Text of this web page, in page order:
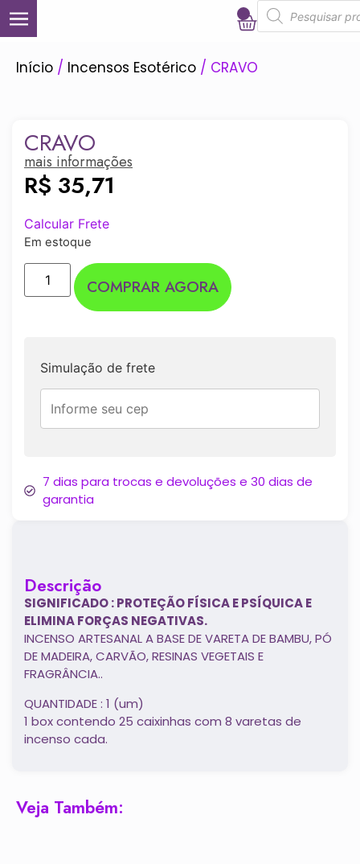
Início / Incensos Esotérico / CRAVO
Descrição
SIGNIFICADO : PROTEÇÃO FÍSICA E PSÍQUICA E
ELIMINA FORÇAS NEGATIVAS.
INCENSO ARTESANAL A BASE DE VARETA DE BAMBU, PÓ
DE MADEIRA, CARVÃO, RESINAS VEGETAIS E
FRAGRÂNCIA..
QUANTIDADE : 1 (um)
1 box contendo 25 caixinhas com 8 varetas de
incenso cada.
CRAVO
mais informações
R$ 35,71
Calcular Frete
Em estoque
COMPRAR AGORA
Simulação de frete
7 dias para trocas e devoluções e 30 dias de
garantia
Veja Também: